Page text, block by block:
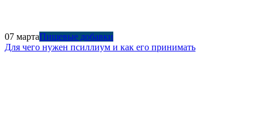
07 мартаПищевые добавки
Для чего нужен псиллиум и как его принимать